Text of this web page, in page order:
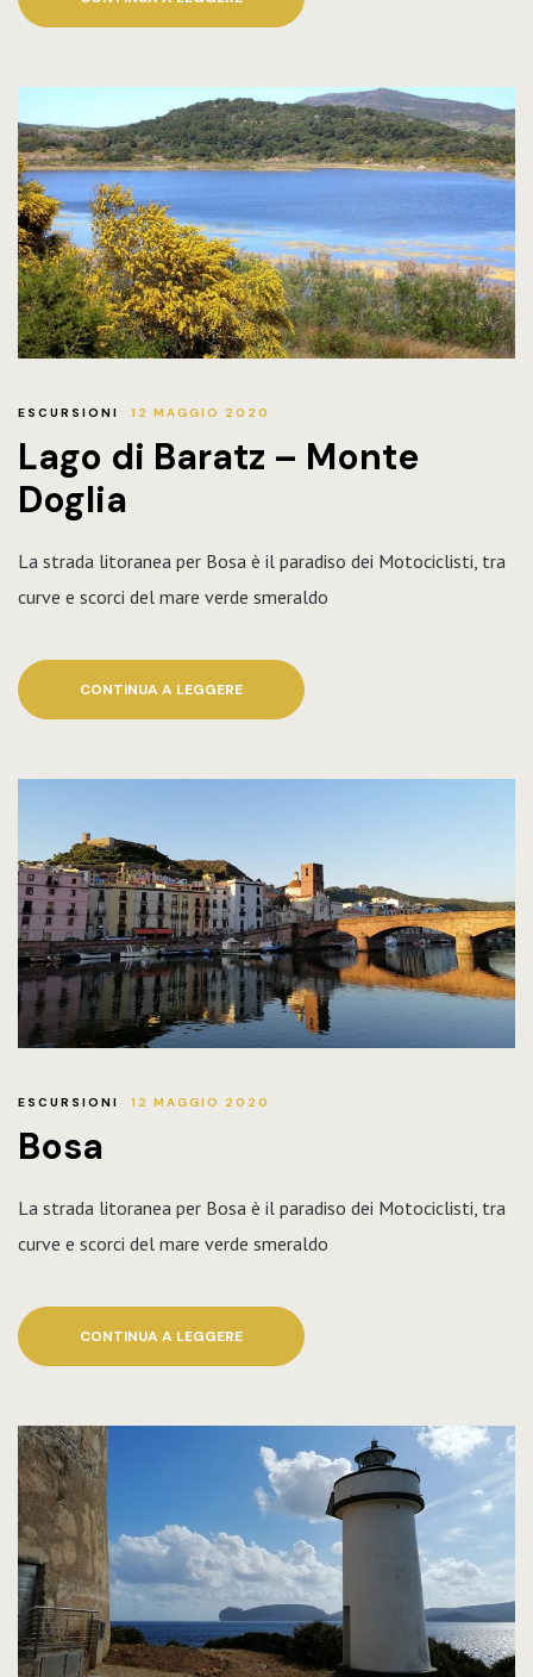
ESCURSIONI 12 MAGGIO 2020
Lago di Baratz – Monte
Doglia
La strada litoranea per Bosa è il paradiso dei Motociclisti, tra
curve e scorci del mare verde smeraldo
CONTINUA A LEGGERE
ESCURSIONI 12 MAGGIO 2020
Bosa
La strada litoranea per Bosa è il paradiso dei Motociclisti, tra
curve e scorci del mare verde smeraldo
CONTINUA A LEGGERE